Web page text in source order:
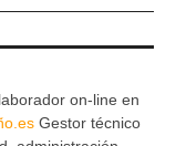
on-line en
Gestor técnico